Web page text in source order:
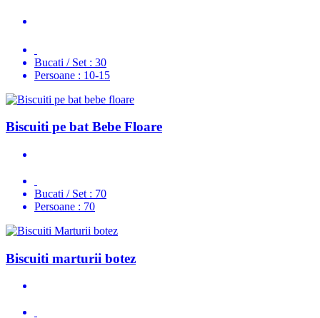
Bucati / Set : 30
Persoane : 10-15
Biscuiti pe bat Bebe Floare
Bucati / Set : 70
Persoane : 70
Biscuiti marturii botez